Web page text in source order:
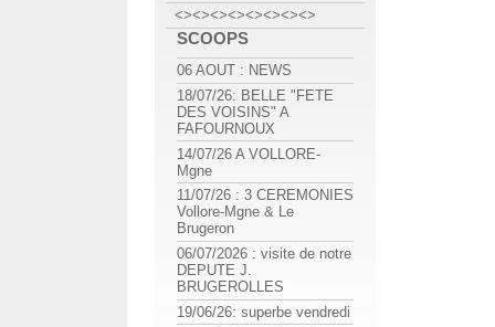
<><><><><><><><>
SCOOPS
06 AOUT : NEWS
18/07/26: BELLE "FETE
DES VOISINS" A
FAFOURNOUX
14/07/26 A VOLLORE-
Mgne
11/07/26 : 3 CEREMONIES
Vollore-Mgne & Le
Brugeron
06/07/2026 : visite de notre
DEPUTE J.
BRUGEROLLES
19/06/26: superbe vendredi